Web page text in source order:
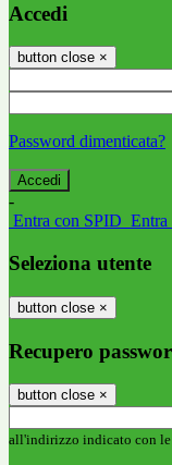
Accedi
button close ×
Password dimenticata?
-
Entra con SPID Entra
Seleziona utente
button close ×
Recupero
button close ×
all'indirizzo indicato con le